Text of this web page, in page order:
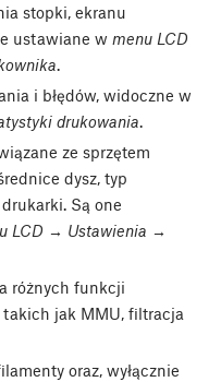
stopki, ekranu
ustawiane w menu LCD
i błędów, widoczne w
drukowania.
ze sprzętem
dysz, typ
Są one
LCD → Ustawienia →
różnych funkcji
jak MMU, filtracja
oraz, wyłącznie